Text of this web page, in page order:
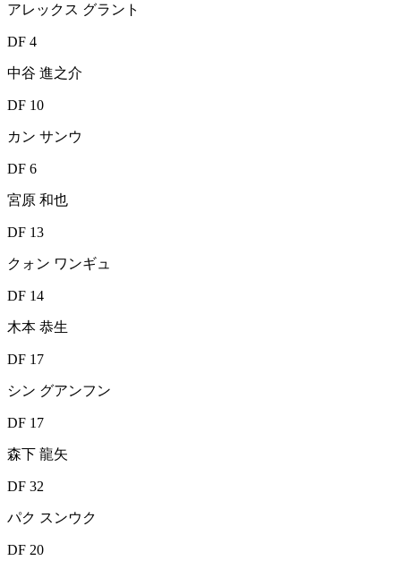
アレックス グラント
DF 4
中谷 進之介
DF 10
カン サンウ
DF 6
宮原 和也
DF 13
クォン ワンギュ
DF 14
木本 恭生
DF 17
シン グアンフン
DF 17
森下 龍矢
DF 32
パク スンウク
DF 20